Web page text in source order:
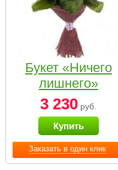
Заказать в один клик
Букет «Ничего
лишнего»
3 230 руб.
Купить